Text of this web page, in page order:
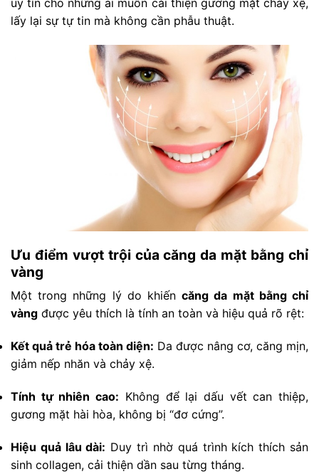
uy tín cho những ai muốn cải thiện gương mặt chảy xệ,
lấy lại sự tự tin mà không cần phẫu thuật.
Ưu điểm vượt trội của căng da mặt bằng chỉ
vàng
Một trong những lý do khiếncăng da mặt bằng chỉ
vàng được yêu thích là tính an toàn và hiệu quả rõ rệt:
Kết quả trẻ hóa toàn diện: Da được nâng cơ, căng mịn,
giảm nếp nhăn và chảy xệ.
Tính tự nhiên cao: Không để lại dấu vết can thiệp,
gương mặt hài hòa, không bị “đơ cứng”.
Hiệu quả lâu dài: Duy trì nhờ quá trình kích thích sản
sinh collagen, cải thiện dần sau từng tháng.